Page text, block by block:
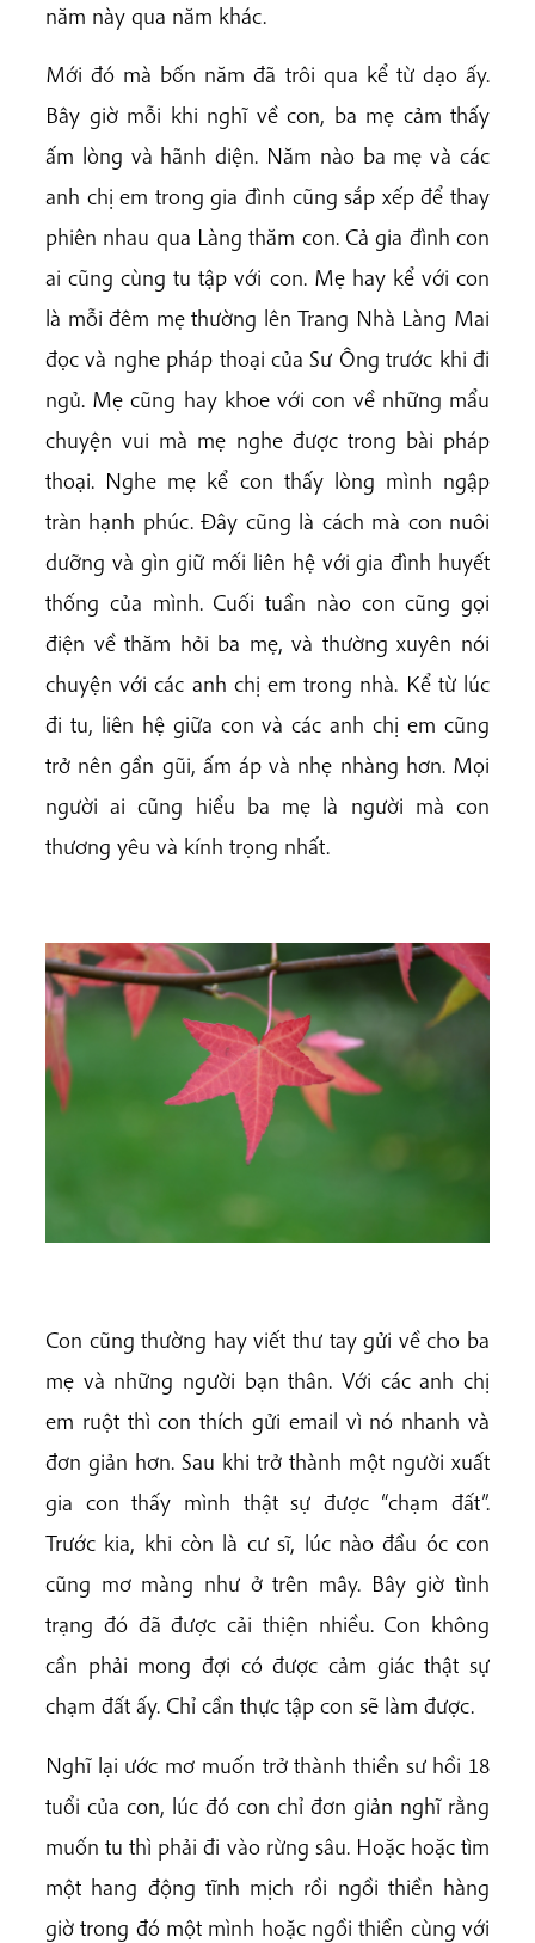
năm này qua năm khác.
Mới đó mà bốn năm đã trôi qua kể từ dạo ấy.
Bây giờ mỗi khi nghĩ về con, ba mẹ cảm thấy
ấm lòng và hãnh diện. Năm nào ba mẹ và các
anh chị em trong gia đình cũng sắp xếp để thay
phiên nhau qua Làng thăm con. Cả gia đình con
ai cũng cùng tu tập với con. Mẹ hay kể với con
là mỗi đêm mẹ thường lên Trang Nhà Làng Mai
đọc và nghe pháp thoại của Sư Ông trước khi đi
ngủ. Mẹ cũng hay khoe với con về những mẩu
chuyện vui mà mẹ nghe được trong bài pháp
thoại. Nghe mẹ kể con thấy lòng mình ngập
tràn hạnh phúc. Đây cũng là cách mà con nuôi
dưỡng và gìn giữ mối liên hệ với gia đình huyết
thống của mình. Cuối tuần nào con cũng gọi
điện về thăm hỏi ba mẹ, và thường xuyên nói
chuyện với các anh chị em trong nhà. Kể từ lúc
đi tu, liên hệ giữa con và các anh chị em cũng
trở nên gần gũi, ấm áp và nhẹ nhàng hơn. Mọi
người ai cũng hiểu ba mẹ là người mà con
thương yêu và kính trọng nhất.
Con cũng thường hay viết thư tay gửi về cho ba
mẹ và những người bạn thân. Với các anh chị
em ruột thì con thích gửi email vì nó nhanh và
đơn giản hơn. Sau khi trở thành một người xuất
gia con thấy mình thật sự được “chạm đất”.
Trước kia, khi còn là cư sĩ, lúc nào đầu óc con
cũng mơ màng như ở trên mây. Bây giờ tình
trạng đó đã được cải thiện nhiều. Con không
cần phải mong đợi có được cảm giác thật sự
chạm đất ấy. Chỉ cần thực tập con sẽ làm được.
Nghĩ lại ước mơ muốn trở thành thiền sư hồi 18
tuổi của con, lúc đó con chỉ đơn giản nghĩ rằng
muốn tu thì phải đi vào rừng sâu. Hoặc hoặc tìm
một hang động tĩnh mịch rồi ngồi thiền hàng
giờ trong đó một mình hoặc ngồi thiền cùng với